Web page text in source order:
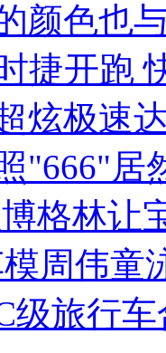
颜色也
捷开跑
炫极速
"666"居
格林让
周伟童
级旅行